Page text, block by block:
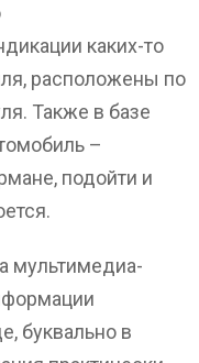
каких-то
расположены по
Также в базе
–
подойти и
мультимедиа-
буквально в